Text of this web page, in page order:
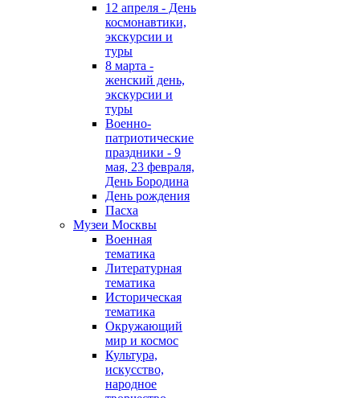
12 апреля - День
космонавтики,
экскурсии и
туры
8 марта -
женский день,
экскурсии и
туры
Военно-
патриотические
праздники - 9
мая, 23 февраля,
День Бородина
День рождения
Пасха
Музеи Москвы
Военная
тематика
Литературная
тематика
Историческая
тематика
Окружающий
мир и космос
Культура,
искусство,
народное